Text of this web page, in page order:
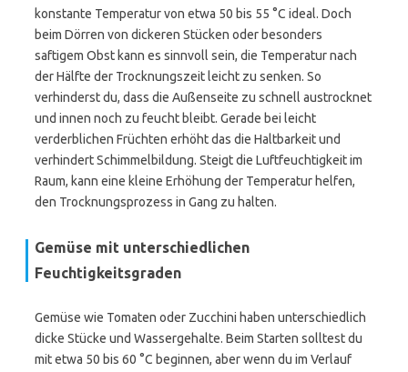
konstante Temperatur von etwa 50 bis 55 °C ideal. Doch
beim Dörren von dickeren Stücken oder besonders
saftigem Obst kann es sinnvoll sein, die Temperatur nach
der Hälfte der Trocknungszeit leicht zu senken. So
verhinderst du, dass die Außenseite zu schnell austrocknet
und innen noch zu feucht bleibt. Gerade bei leicht
verderblichen Früchten erhöht das die Haltbarkeit und
verhindert Schimmelbildung. Steigt die Luftfeuchtigkeit im
Raum, kann eine kleine Erhöhung der Temperatur helfen,
den Trocknungsprozess in Gang zu halten.
Gemüse mit unterschiedlichen
Feuchtigkeitsgraden
Gemüse wie Tomaten oder Zucchini haben unterschiedlich
dicke Stücke und Wassergehalte. Beim Starten solltest du
mit etwa 50 bis 60 °C beginnen, aber wenn du im Verlauf